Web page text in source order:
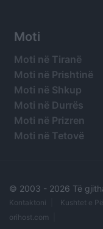
Moti
Moti në Tiranë
Moti në Prishtinë
Moti në Shkup
Moti në Durrës
Moti në Prizren
Moti në Tetovë
© 2003 - 2026 Të
Kontaktoni Kushtet e
orihost.com